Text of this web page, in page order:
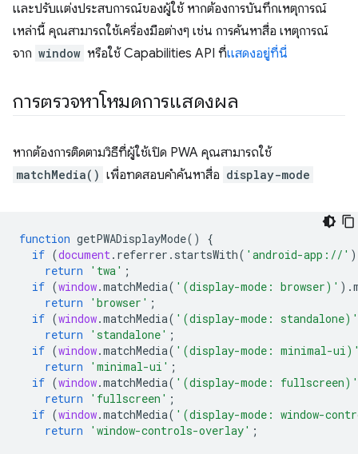
และปรับแต่งประสบการณ์ของผู้ใช้ หากต้องการบันทึกเหตุการณ์
เหล่านี้ คุณสามารถใช้เครื่องมือต่างๆ เช่น การค้นหาสื่อ เหตุการณ์
จาก window หรือใช้ Capabilities API ที่แสดงอยู่ที่นี่
การตรวจหาโหมดการแสดงผล
หากต้องการติดตามวิธีที่ผู้ใช้เปิด PWA คุณสามารถใช้
matchMedia() เพื่อทดสอบคําค้นหาสื่อ display-mode
function getPWADisplayMode()
{
if (document. referrer . startsWith( 'android-app://'
return
'twa' ;
if (window.matchMedia( '(display-mode: browser)' ).
return
'browser' ;
if (window.matchMedia( '(display-mode: standalone)'
return
'standalone' ;
if (window.matchMedia( '(display-mode: minimal-
return
'minimal-ui' ;
if (window.matchMedia( '(display-mode: fullscreen)'
return
'fullscreen' ;
if (window.matchMedia( '(display-mode: window-
return
'window-controls-overlay' ;